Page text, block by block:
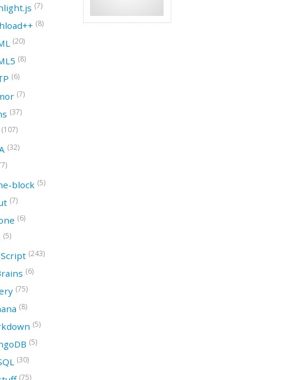
(7)
(8)
(20)
(8)
(6)
(7)
(37)
(107)
(32)
block (5)
(7)
(6)
(5)
(243)
(6)
(75)
(8)
(5)
(5)
(30)
(75)